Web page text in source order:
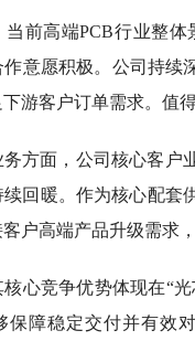
当前高端PCB行业整
意愿积极。公司持续
游客户订单需求。值
方面，公司核心客户
回暖。作为核心配套
户高端产品升级需求
心竞争优势体现在“
保障稳定交付并有效